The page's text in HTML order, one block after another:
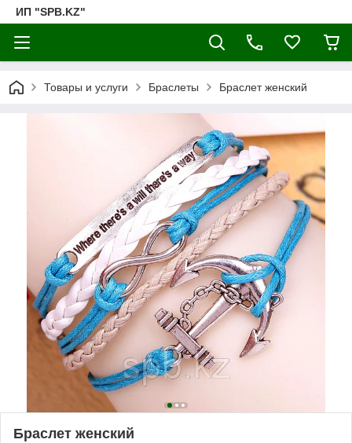
ИП "SPB.KZ"
Товары и услуги Браслеты Браслет женский
Браслет женский